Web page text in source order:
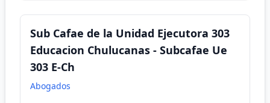
Sub Cafae de la Unidad Ejecutora 303
Educacion Chulucanas - Subcafae Ue
303 E-Ch
Abogados